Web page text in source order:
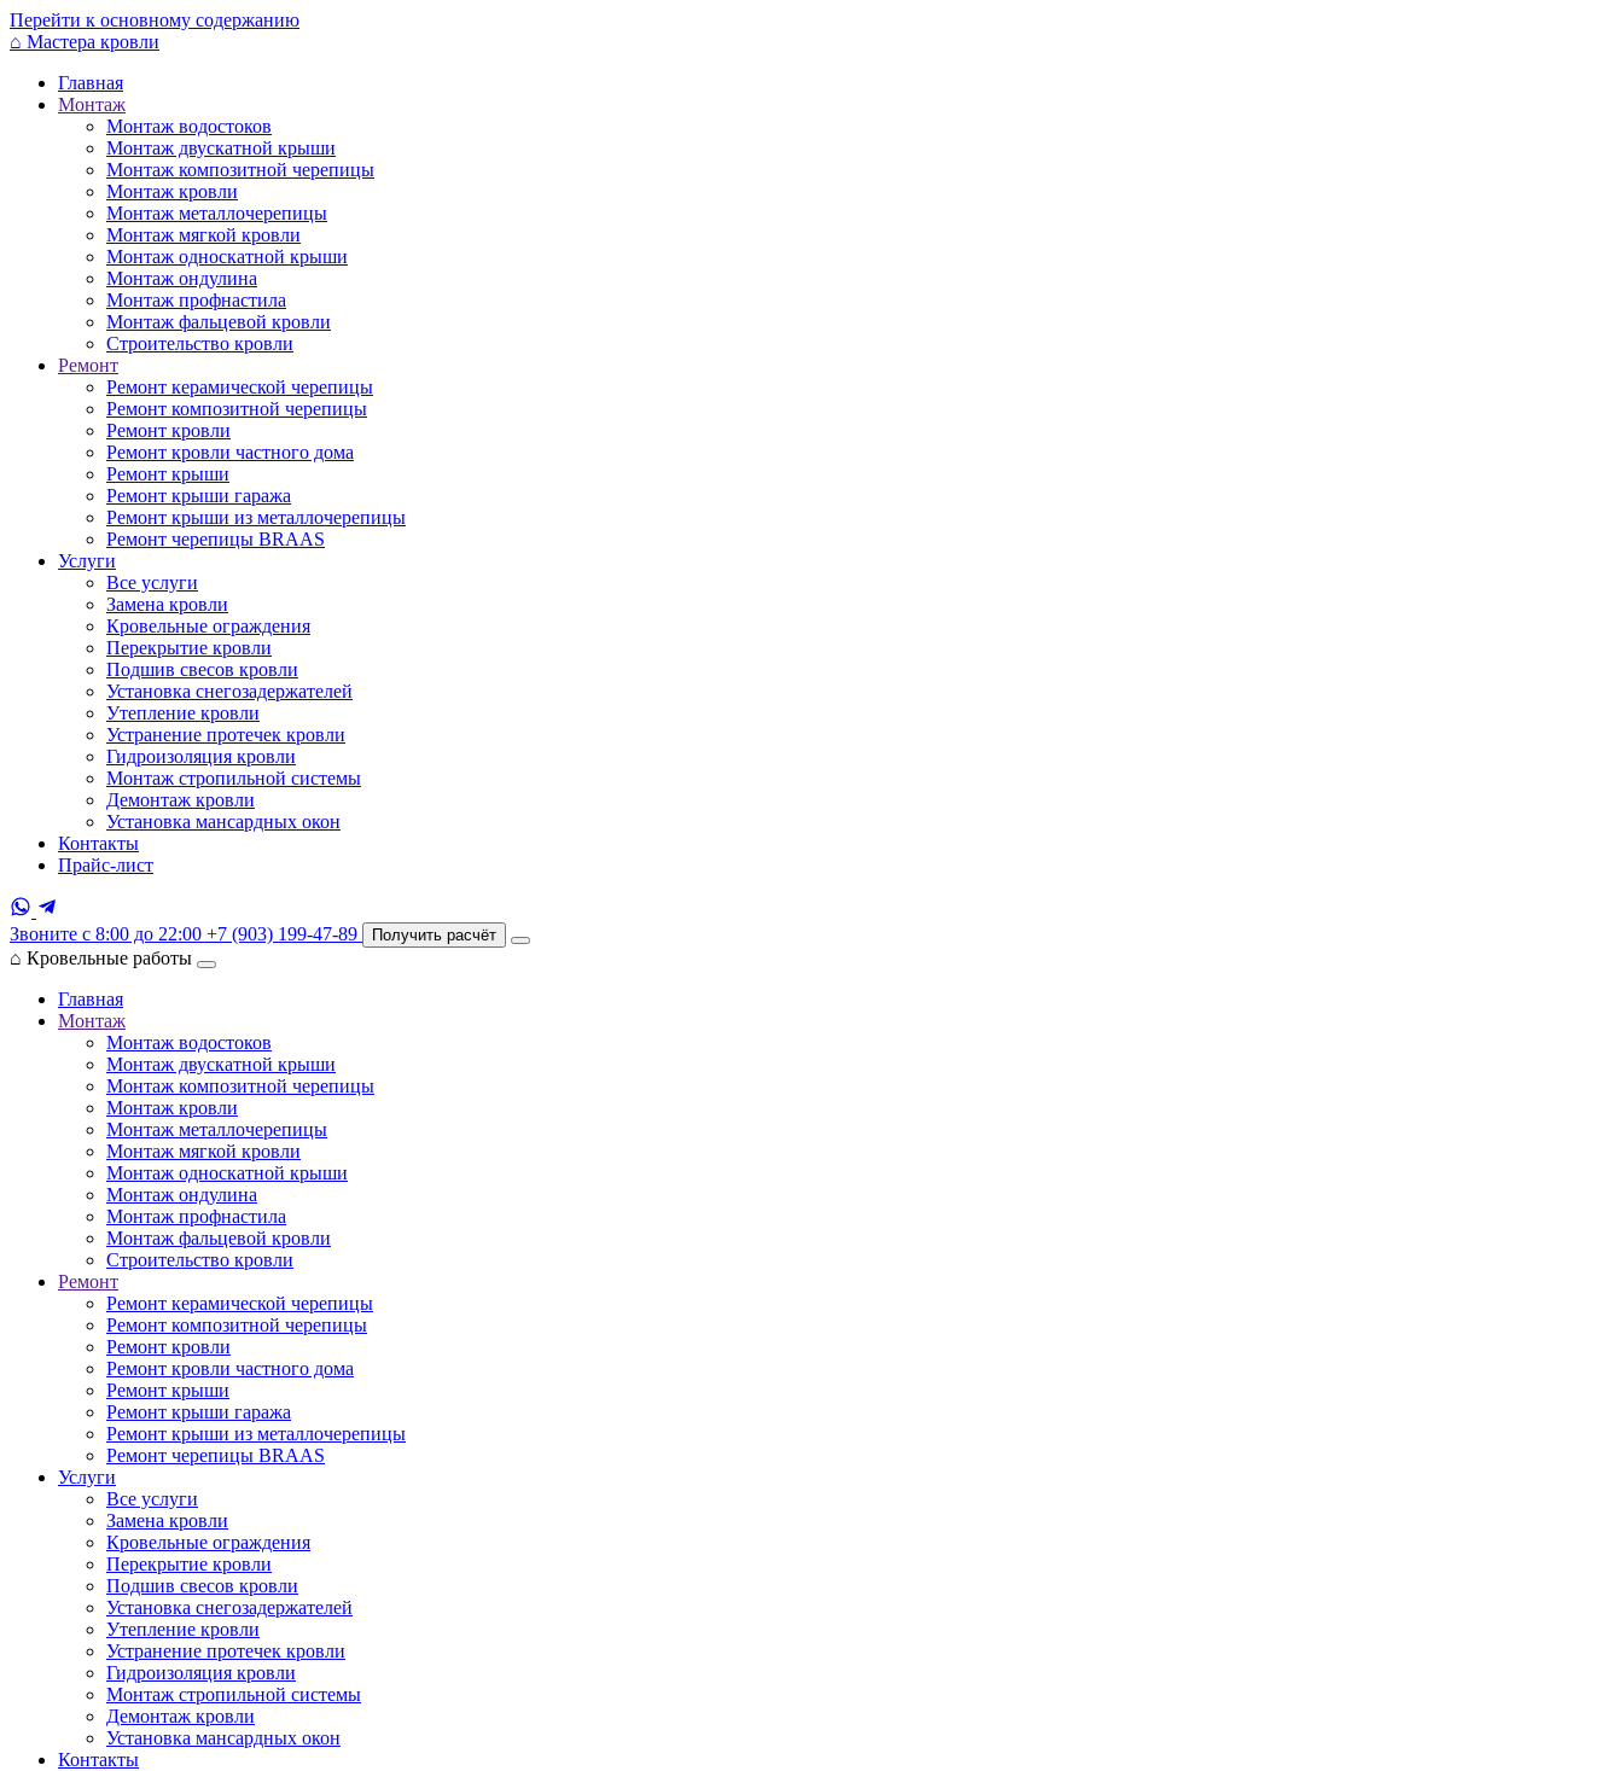
Перейти к основному содержанию
⌂ Мастера кровли
Главная
Монтаж
Монтаж водостоков
Монтаж двускатной крыши
Монтаж композитной черепицы
Монтаж кровли
Монтаж металлочерепицы
Монтаж мягкой кровли
Монтаж односкатной крыши
Монтаж ондулина
Монтаж профнастила
Монтаж фальцевой кровли
Строительство кровли
Ремонт
Ремонт керамической черепицы
Ремонт композитной черепицы
Ремонт кровли
Ремонт кровли частного дома
Ремонт крыши
Ремонт крыши гаража
Ремонт крыши из металлочерепицы
Ремонт черепицы BRAAS
Услуги
Все услуги
Замена кровли
Кровельные ограждения
Перекрытие кровли
Подшив свесов кровли
Установка снегозадержателей
Утепление кровли
Устранение протечек кровли
Гидроизоляция кровли
Монтаж стропильной системы
Демонтаж кровли
Установка мансардных окон
Контакты
Прайс-лист
Звоните с 8:00 до 22:00 +7 (903) 199-47-89 Получить расчёт
⌂ Кровельные работы
Главная
Монтаж
Монтаж водостоков
Монтаж двускатной крыши
Монтаж композитной черепицы
Монтаж кровли
Монтаж металлочерепицы
Монтаж мягкой кровли
Монтаж односкатной крыши
Монтаж ондулина
Монтаж профнастила
Монтаж фальцевой кровли
Строительство кровли
Ремонт
Ремонт керамической черепицы
Ремонт композитной черепицы
Ремонт кровли
Ремонт кровли частного дома
Ремонт крыши
Ремонт крыши гаража
Ремонт крыши из металлочерепицы
Ремонт черепицы BRAAS
Услуги
Все услуги
Замена кровли
Кровельные ограждения
Перекрытие кровли
Подшив свесов кровли
Установка снегозадержателей
Утепление кровли
Устранение протечек кровли
Гидроизоляция кровли
Монтаж стропильной системы
Демонтаж кровли
Установка мансардных окон
Контакты